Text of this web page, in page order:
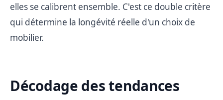
elles se calibrent ensemble. C'est ce double critère
qui détermine la longévité réelle d'un choix de
mobilier.
Décodage des tendances